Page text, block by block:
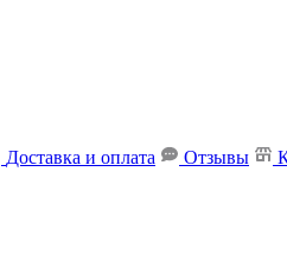
Доставка и оплата Отзывы